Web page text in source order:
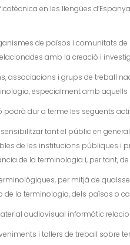
en les llengües
de països i comunitats
amb la creació i
associacions i grups de treball
especialment amb aquells
podrà dur a terme les següents
tant el públic en
de les institucions públiques i
de la terminologia i, per tant,
per mitjà de
la terminologia, dels països o
audiovisual informàtic
i tallers de treball sobre